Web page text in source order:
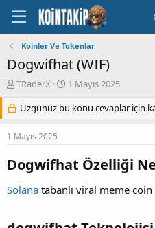
Koinler Ve Tokenlar
Dogwifhat (WIF)
K
n
u
y
a
l
TRaderX
B
ş
l
ı
t
1 Mayıs 2025
Üzgünüz bu konu cevaplar için
1 Mayıs 2025
Dogwifhat Özelliği
Solana tabanlı viral meme coin